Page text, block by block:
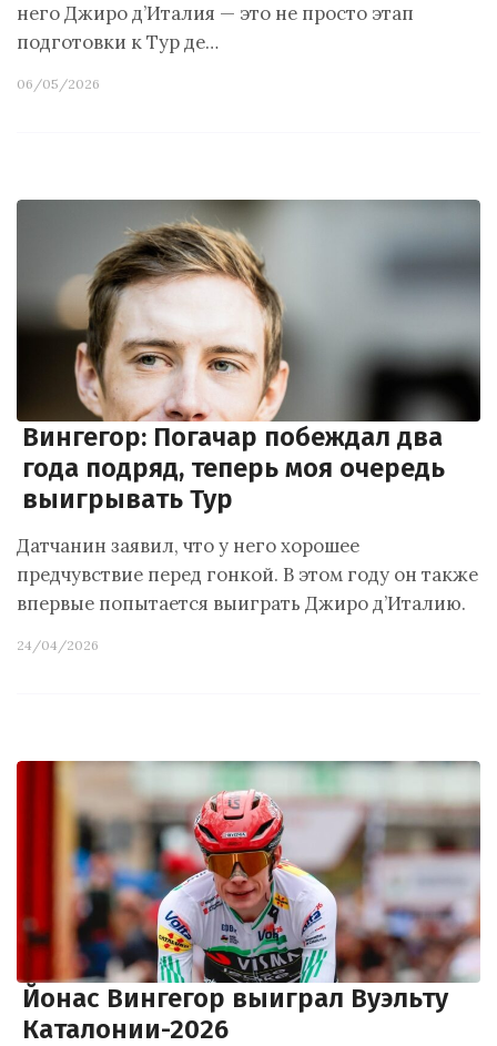
него Джиро д’Италия — это не просто этап
подготовки к Тур де…
06/05/2026
Вингегор: Погачар побеждал два
года подряд, теперь моя очередь
выигрывать Тур
Датчанин заявил, что у него хорошее
предчувствие перед гонкой. В этом году он также
впервые попытается выиграть Джиро д’Италию.
24/04/2026
Йонас Вингегор выиграл Вуэльту
Каталонии-2026